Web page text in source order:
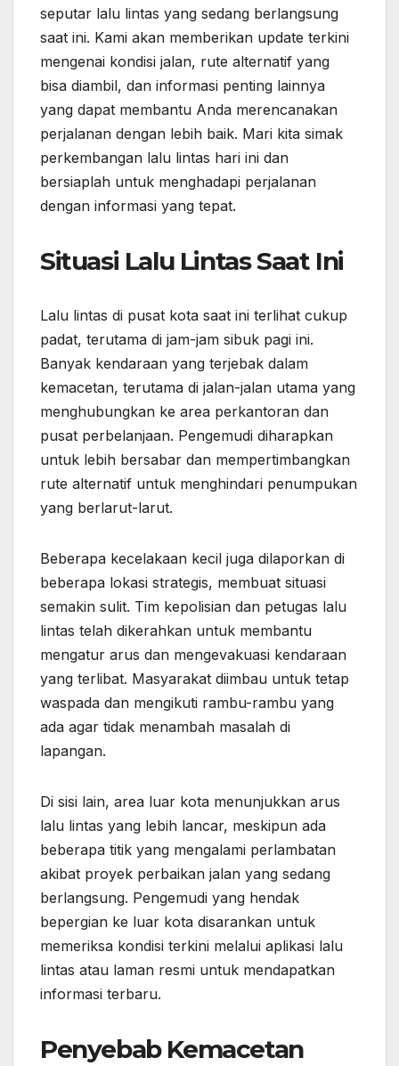
seputar lalu lintas yang sedang berlangsung
saat ini. Kami akan memberikan update terkini
mengenai kondisi jalan, rute alternatif yang
bisa diambil, dan informasi penting lainnya
yang dapat membantu Anda merencanakan
perjalanan dengan lebih baik. Mari kita simak
perkembangan lalu lintas hari ini dan
bersiaplah untuk menghadapi perjalanan
dengan informasi yang tepat.
Situasi Lalu Lintas Saat Ini
Lalu lintas di pusat kota saat ini terlihat cukup
padat, terutama di jam-jam sibuk pagi ini.
Banyak kendaraan yang terjebak dalam
kemacetan, terutama di jalan-jalan utama yang
menghubungkan ke area perkantoran dan
pusat perbelanjaan. Pengemudi diharapkan
untuk lebih bersabar dan mempertimbangkan
rute alternatif untuk menghindari penumpukan
yang berlarut-larut.
Beberapa kecelakaan kecil juga dilaporkan di
beberapa lokasi strategis, membuat situasi
semakin sulit. Tim kepolisian dan petugas lalu
lintas telah dikerahkan untuk membantu
mengatur arus dan mengevakuasi kendaraan
yang terlibat. Masyarakat diimbau untuk tetap
waspada dan mengikuti rambu-rambu yang
ada agar tidak menambah masalah di
lapangan.
Di sisi lain, area luar kota menunjukkan arus
lalu lintas yang lebih lancar, meskipun ada
beberapa titik yang mengalami perlambatan
akibat proyek perbaikan jalan yang sedang
berlangsung. Pengemudi yang hendak
bepergian ke luar kota disarankan untuk
memeriksa kondisi terkini melalui aplikasi lalu
lintas atau laman resmi untuk mendapatkan
informasi terbaru.
Penyebab Kemacetan